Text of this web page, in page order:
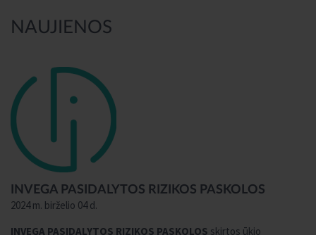
NAUJIENOS
INVEGA PASIDALYTOS RIZIKOS PASKOLOS
2024 m. birželio 04 d.
INVEGA PASIDALYTOS RIZIKOS PASKOLOS skirtos ūkio